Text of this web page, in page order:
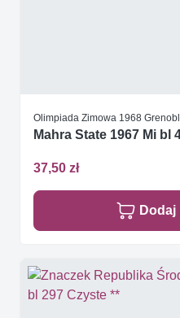
Olimpiada Zimowa 1968
Mahra State 1967 Mi bl
37,50 zł